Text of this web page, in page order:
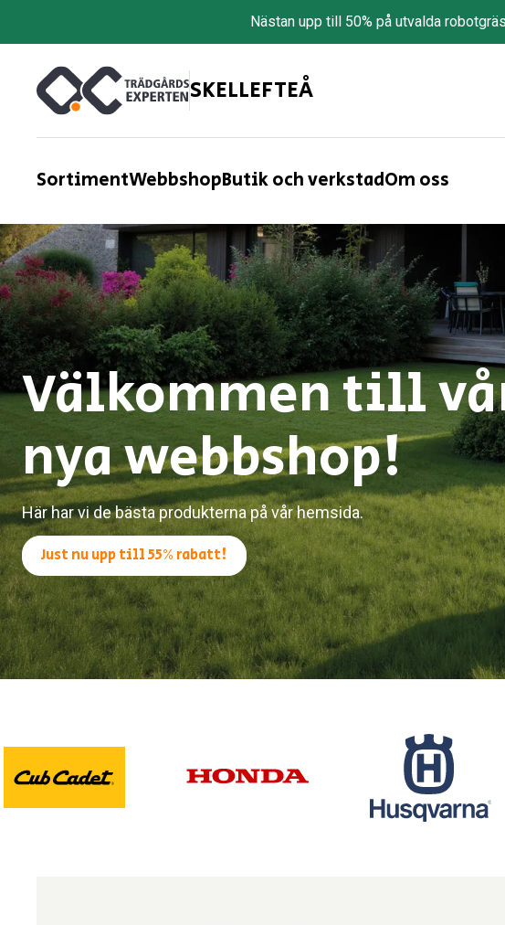
Nästan upp till 50% på utvalda
SKELLEFTEÅ
SortimentWebbshopButik och verkstadOm oss
Välkommen till
nya webbshop!
Här har vi de bästa produkterna på vår hemsida.
Just nu upp till 55% rabatt!